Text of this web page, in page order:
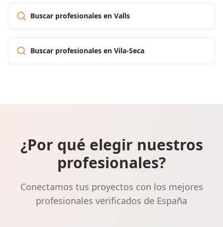
Buscar profesionales en Valls
Buscar profesionales en Vila-Seca
¿Por qué elegir nuestros
profesionales?
Conectamos tus proyectos con los mejores
profesionales verificados de España